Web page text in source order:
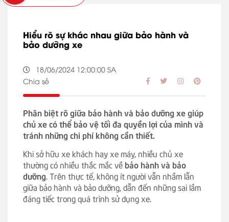
Hiểu rõ sự khác nhau giữa bảo hành và
bảo dưỡng xe
18/06/2024 12:00:00 SA
Chia sẻ
Phân biệt rõ giữa bảo hành và bảo dưỡng xe giúp
chủ xe có thể bảo vệ tối đa quyền lợi của mình và
tránh những chi phí không cần thiết.
Khi sở hữu xe khách hay xe máy, nhiều chủ xe
thường có nhiều thắc mắc về bảo hành và bảo
dưỡng. Trên thực tế, không ít người vẫn nhầm lẫn
giữa bảo hành và bảo dưỡng, dẫn đến những sai lầm
đáng tiếc trong quá trình sử dụng xe.